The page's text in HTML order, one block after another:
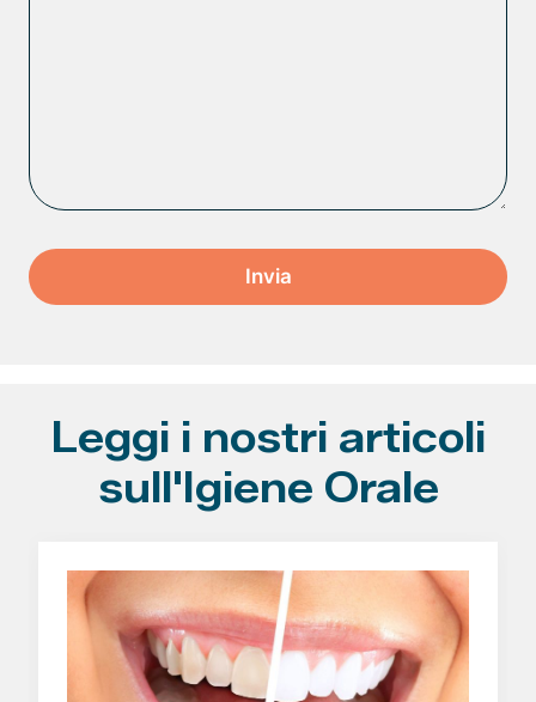
Leggi i nostri articoli
sull'Igiene Orale